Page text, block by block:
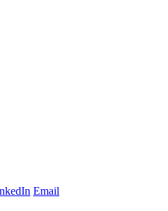
Email